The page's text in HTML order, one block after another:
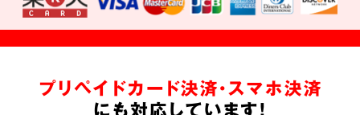
プリペイドカード決済・スマホ決済
にも対応しています!